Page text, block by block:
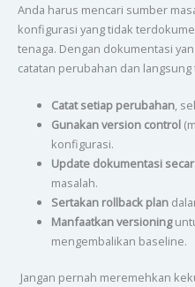
Anda harus mencari sumber
konfigurasi yang tidak
tenaga. Dengan dokumentasi
catatan perubahan dan langsung
Catat setiap perubahan,
Gunakan version control
konfigurasi.
Update dokumentasi
masalah.
Sertakan rollback plan
Manfaatkan versioning
mengembalikan baseline.
Jangan pernah meremehkan